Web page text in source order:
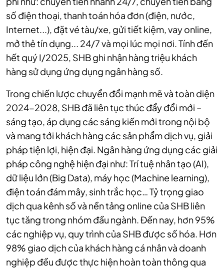
số điện thoại, thanh toán hóa đơn (điện, nước,
Internet...), đặt vé tàu/xe, gửi tiết kiệm, vay online,
mở thẻ tín dụng... 24/7 và mọi lúc mọi nơi. Tính đến
hết quý I/2025, SHB ghi nhận hàng triệu khách
hàng sử dụng ứng dụng ngân hàng số.
Trong chiến lược chuyển đổi mạnh mẽ và toàn diện
2024-2028, SHB đã liên tục thúc đẩy đổi mới –
sáng tạo, áp dụng các sáng kiến mới trong nội bộ
và mang tới khách hàng các sản phẩm dịch vụ, giải
pháp tiện lợi, hiện đại. Ngân hàng ứng dụng các giải
pháp công nghệ hiện đại như: Trí tuệ nhân tạo (AI),
dữ liệu lớn (Big Data), máy học (Machine learning),
điện toán đám mây, sinh trắc học… Tỷ trọng giao
dịch qua kênh số và nền tảng online của SHB liên
tục tăng trong nhóm đầu ngành. Đến nay, hơn 95%
các nghiệp vụ, quy trình của SHB được số hóa. Hơn
98% giao dịch của khách hàng cá nhân và doanh
nghiệp đều được thực hiện hoàn toàn thông qua